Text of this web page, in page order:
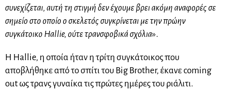
συνεχίζεται, αυτή τη στιγμή δεν έχουμε βρει ακόμη αναφορές σε
σημείο στο οποίο ο σκελετός συγκρίνεται με την πρώην
συγκάτοικο Hallie, ούτε τρανσφοβικά σχόλια».
Η Hallie, η οποία ήταν η τρίτη συγκάτοικος που
αποβλήθηκε από το σπίτι του Big Brother, έκανε coming
out ως τρανς γυναίκα τις πρώτες ημέρες του ριάλιτι.